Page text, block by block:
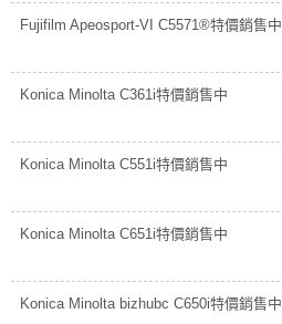
Fujifilm Apeosport-VI C5571®特價銷售中
Konica Minolta C361i特價銷售中
Konica Minolta C551i特價銷售中
Konica Minolta C651i特價銷售中
Konica Minolta bizhubc C650i特價銷售中